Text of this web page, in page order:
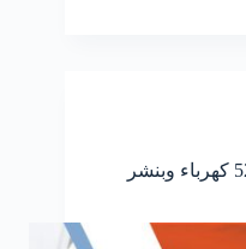
رقم خدمة بنشر غرناطة 52227338 كهرباء وبنشر